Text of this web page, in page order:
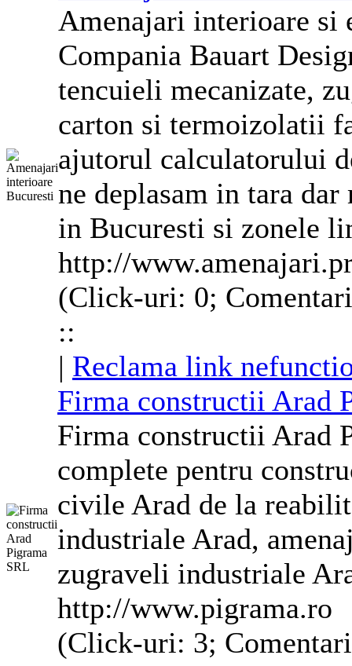
Amenajari interioare si
Compania Bauart
tencuieli mecanizate,
carton si termoizolatii
ajutorul calculatorului
ne deplasam in tara
in Bucuresti si zonele
http://
(Click-uri: 0;
::
| Reclama link
Firma constructii Arad
Firma constructii Arad
complete pentru
civile Arad de la
industriale Arad,
zugraveli industriale
http://www.pigrama.ro
(Click-uri: 3;